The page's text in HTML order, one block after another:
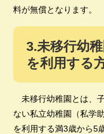
料が無償となります。
3.未移行幼
を利用する
未移行幼稚園とは、
ない私立幼稚園（私学
を利用する満3歳から5